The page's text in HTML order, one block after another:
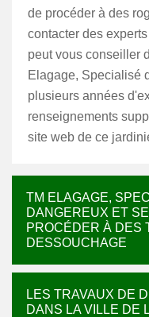
de procéder à des
contacter des
peut vous conseiller
Elagage, Specialisé
plusieurs années
renseignements
site web de ce
TM ELAGAGE,
DANGEREUX ET
PROCÉDER À DES
DESSOUCHAGE
LES TRAVAUX DE
DANS LA VILLE DE